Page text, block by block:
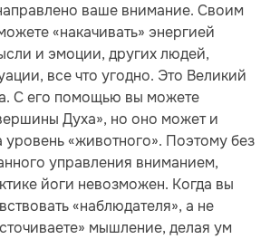
ваше внимание. Своим
«накачивать» энергией
и эмоции, других людей,
все что угодно. Это Великий
С его помощью вы можете
Духа», но оно может и
уровень «животного». Поэтому без
управления вниманием,
йоги невозможен. Когда вы
«наблюдателя», а не
мышление, делая ум